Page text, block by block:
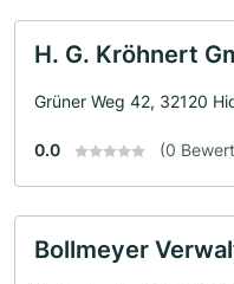
H. G. Kröhnert
Grüner Weg 42, 32120
0.0 (0
Bollmeyer